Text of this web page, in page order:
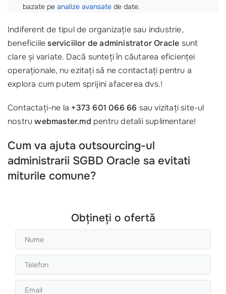
bazate pe analize avansate de date.
Indiferent de tipul de organizație sau industrie,
beneficiileserviciilor de administrator Oracle sunt
clare și variate. Dacă sunteți în căutarea eficienței
operaționale, nu ezitați să ne contactați pentru a
explora cum putem sprijini afacerea dvs.!
Contactați-ne la +373 601 066 66 sau vizitați site-ul
nostruwebmaster.md pentru detalii suplimentare!
Cum va ajuta outsourcing-ul
administrarii SGBD Oracle sa evitati
miturile comune?
Obțineți o ofertă